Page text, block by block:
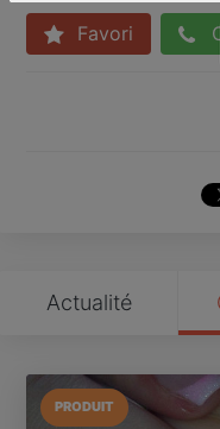
Favori
Actualité
PRODUIT